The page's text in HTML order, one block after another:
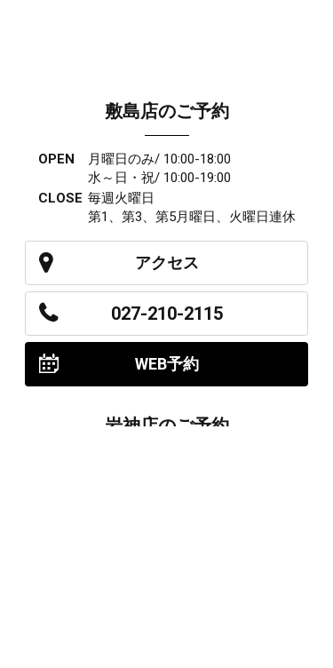
敷島店のご予約
OPEN
月曜日のみ/ 10:00-18:00
水～日・祝/ 10:00-19:00
CLOSE 毎週火曜日
第1、第3、第5月曜日、火曜日連休
アクセス
027-210-2115
WEB予約
岩神店のご予約